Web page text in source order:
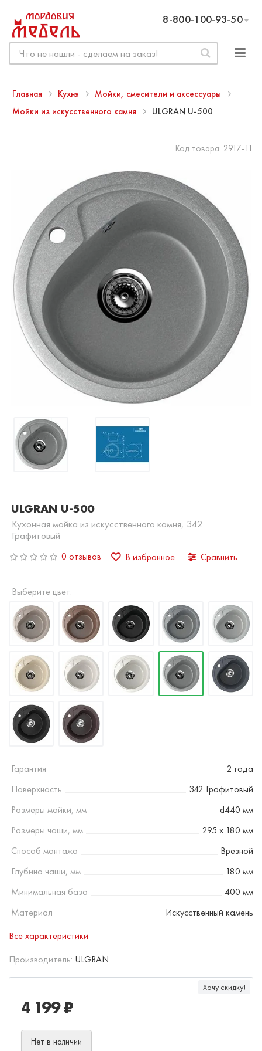
8-800-100-93-50
Главная Кухня
Мойки, смесители и аксессуары
Мойки из искусственного камня
ULGRAN U-500
Код товара: 2917-11
ULGRAN U-500
Кухонная мойка из искусственного камня, 342
Графитовый
0 отзывов В избранное Сравнить
Выберите цвет:
Гарантия
2 года
Поверхность
342 Графитовый
Размеры мойки, мм
d440 мм
Размеры чаши, мм
295 x 180 мм
Способ монтажа
Врезной
Глубина чаши, мм
180 мм
Минимальная база
400 мм
Материал
Искусственный камень
Все характеристики
Производитель: ULGRAN
Хочу скидку!
4 199 ₽
Нет в наличии